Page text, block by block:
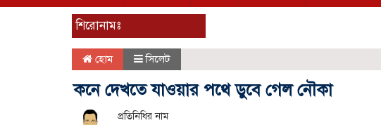
শিরোনামঃ
হোম সিলেট
কনে দেখতে যাওয়ার পথে ডুবে গেল নৌকা
প্রতিনিধির নাম